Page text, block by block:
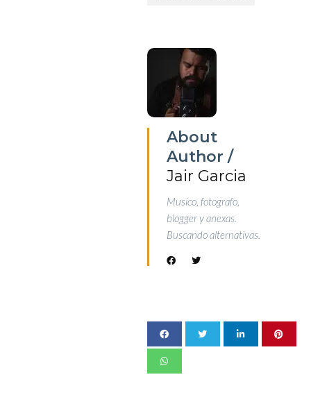
About
Author /
Jair Garcia
Musico, fotografo,
blogger y anexas.
Buscando alternativas.